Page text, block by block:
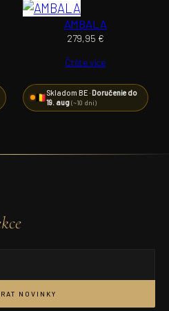
AMBALA
279,95 €
Čtěte více
Skladom BE ·Doručenie do
19. aug(~10 dní)
NOVINKY